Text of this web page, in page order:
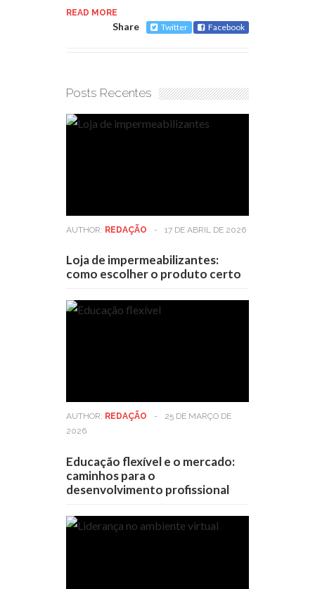
READ MORE
Share Twitter Facebook
Posts Recentes
AUTHOR: REDAÇÃO - 17 DE ABRIL DE 2026
Loja de impermeabilizantes:
como escolher o produto certo
AUTHOR: REDAÇÃO -
25 DE MARÇO DE
2026
Educação flexível e o mercado:
caminhos para o
desenvolvimento profissional